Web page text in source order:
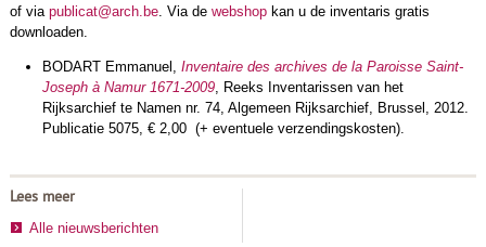
of via publicat@arch.be. Via de webshopkan u de inventaris gratis
downloaden.
BODART Emmanuel,
Inventaire des archives de la Paroisse Saint-
Joseph à Namur 1671-2009, Reeks Inventarissen van het
Rijksarchief te Namen nr. 74, Algemeen Rijksarchief, Brussel, 2012.
Publicatie 5075, € 2,00 (+ eventuele verzendingskosten).
Lees meer
Alle nieuwsberichten